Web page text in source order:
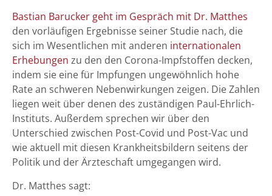
Bastian Barucker geht im Gespräch mit Dr. Matthes
den vorläufigen Ergebnisse seiner Studie nach, die
sich im Wesentlichen mit anderen internationalen
Erhebungen zu den den Corona-Impfstoffen decken,
indem sie eine für Impfungen ungewöhnlich hohe
Rate an schweren Nebenwirkungen zeigen. Die Zahlen
liegen weit über denen des zuständigen Paul-Ehrlich-
Instituts. Außerdem sprechen wir über den
Unterschied zwischen Post-Covid und Post-Vac und
wie aktuell mit diesen Krankheitsbildern seitens der
Politik und der Ärzteschaft umgegangen wird.
Dr. Matthes sagt: